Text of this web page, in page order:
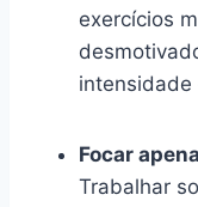
exercícios
intensidade
Focar
Trabalhar